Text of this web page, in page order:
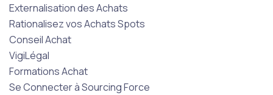
Externalisation des Achats
Rationalisez vos Achats Spots
Conseil Achat
VigiLégal
Formations Achat
Se Connecter à Sourcing Force